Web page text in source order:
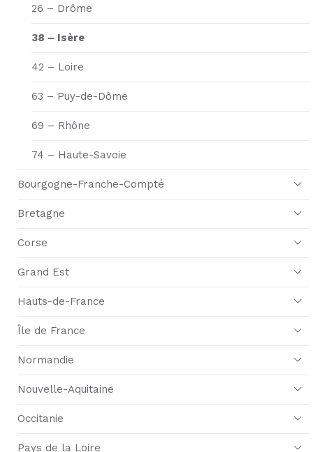
26 – Drôme
38 – Isère
42 – Loire
63 – Puy-de-Dôme
69 – Rhône
74 – Haute-Savoie
Bourgogne-Franche-Compté
Bretagne
Corse
Grand Est
Hauts-de-France
Île de France
Normandie
Nouvelle-Aquitaine
Occitanie
Pays de la Loire